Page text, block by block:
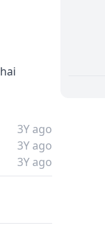
3Y ago
3Y ago
3Y ago